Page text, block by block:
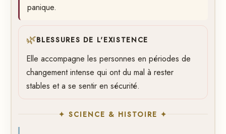
panique.
🌿BLESSURES DE L'EXISTENCE
Elle accompagne les personnes en périodes de
changement intense qui ont du mal à rester
stables et a se sentir en sécurité.
✦ SCIENCE & HISTOIRE ✦